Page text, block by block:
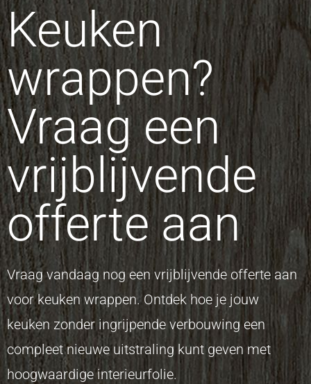
Keuken
wrappen?
Vraag een
vrijblijvende
offerte aan
Vraag vandaag nog een vrijblijvende offerte aan
voor keuken wrappen. Ontdek hoe je jouw
keuken zonder ingrijpende verbouwing een
compleet nieuwe uitstraling kunt geven met
hoogwaardige interieurfolie.